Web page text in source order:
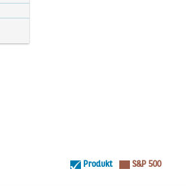
Produkt S&P 500